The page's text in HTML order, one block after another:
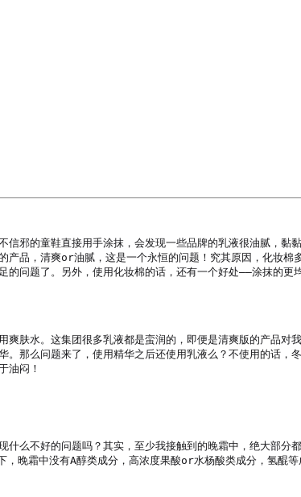
邪的童鞋直接用手涂抹，会发现一些品牌的乳液很油腻，黏
品，清爽or油腻，这是一个永恒的问题！究其原因，化妆
问题了。另外，使用化妆棉的话，还有一个好处——涂抹的更
肤水。这集团很多乳液都是蛮润的，即便是清爽版的产品对
那么问题来了，使用精华之后还使用乳液么？不使用的话，
油闷！
么不好的问题吗？其实，至少我接触到的晚霜中，绝大部分
晚霜中没有A醇类成分，高浓度果酸or水杨酸类成分，氢醌等